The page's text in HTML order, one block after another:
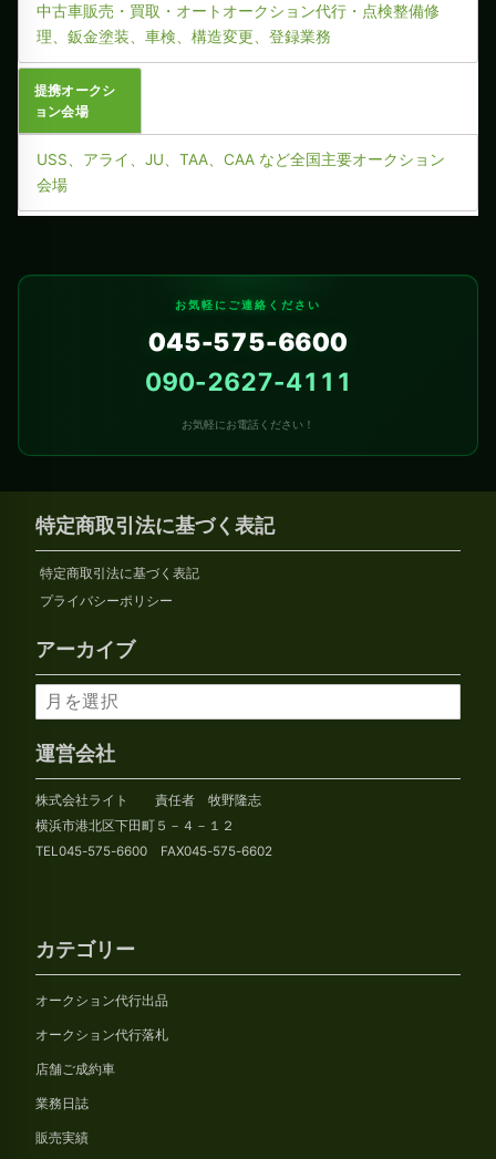
中古車販売・買取・オートオークション代行・点検整備修
理、鈑金塗装、車検、構造変更、登録業務
提携オークシ
ョン会場
USS、アライ、JU、TAA、CAA など全国主要オークション
会場
お気軽にご連絡ください
045-575-6600
090-2627-4111
お気軽にお電話ください！
特定商取引法に基づく表記
特定商取引法に基づく表記
プライバシーポリシー
アーカイブ
ア
ー
カ
イ
ブ
運営会社
株式会社ライト 責任者 牧野隆志
横浜市港北区下田町５－４－１２
TEL045-575-6600 FAX045-575-6602
カテゴリー
オークション代行出品
オークション代行落札
店舗ご成約車
業務日誌
販売実績